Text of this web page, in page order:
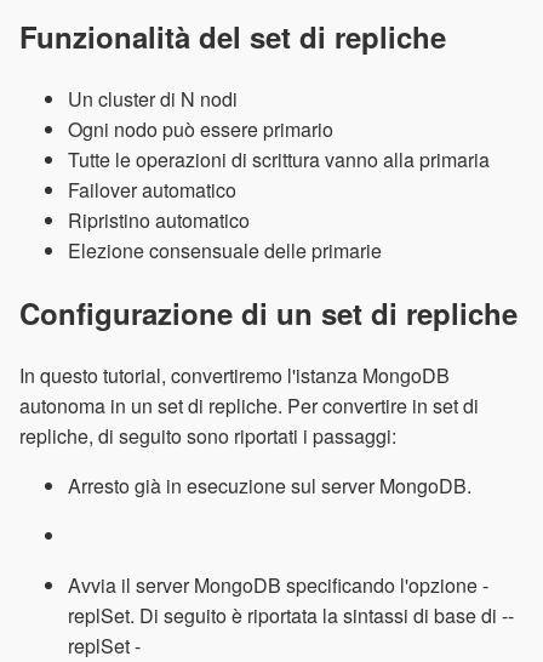
Funzionalità del set di repliche
Un cluster di N nodi
Ogni nodo può essere primario
Tutte le operazioni di scrittura vanno alla primaria
Failover automatico
Ripristino automatico
Elezione consensuale delle primarie
Configurazione di un set di repliche
In questo tutorial, convertiremo l'istanza MongoDB
autonoma in un set di repliche. Per convertire in set di
repliche, di seguito sono riportati i passaggi:
Arresto già in esecuzione sul server MongoDB.
Avvia il server MongoDB specificando l'opzione -
replSet. Di seguito è riportata la sintassi di base di --
replSet -